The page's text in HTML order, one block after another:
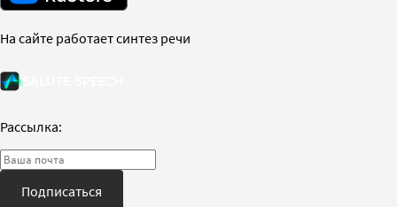
На сайте работает синтез речи
Рассылка:
Подписаться